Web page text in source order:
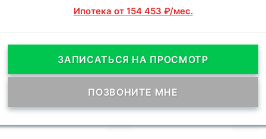
Ипотека от 154 453 ₽/мес.
ЗАПИСАТЬСЯ НА ПРОСМОТР
ПОЗВОНИТЕ МНЕ